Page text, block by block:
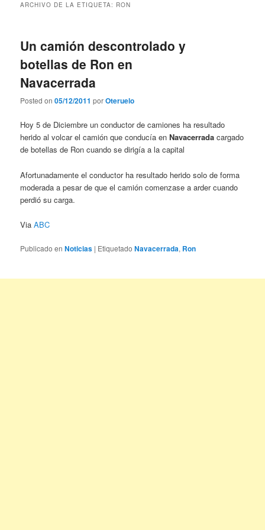
ARCHIVO DE LA ETIQUETA: RON
Un camión descontrolado y
botellas de Ron en
Navacerrada
Posted on05/12/2011 porOteruelo
Hoy 5 de Diciembre un conductor de camiones ha resultado
herido al volcar el camión que conducía enNavacerrada cargado
de botellas de Ron cuando se dirigía a la capital
Afortunadamente el conductor ha resultado herido solo de forma
moderada a pesar de que el camión comenzase a arder cuando
perdió su carga.
ViaABC
Publicado en Noticias | Etiquetado Navacerrada, Ron